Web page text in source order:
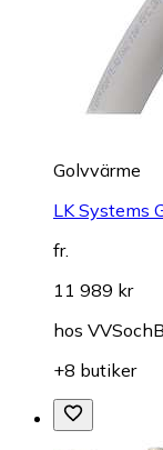
Golvvärme
LK Systems
fr.
11 989 kr
hos
+8 butiker